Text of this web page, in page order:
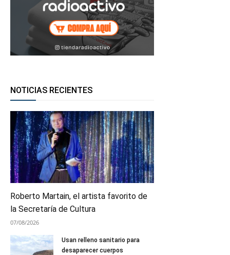
NOTICIAS RECIENTES
Roberto Martain, el artista favorito de
la Secretaría de Cultura
07/08/2026
Usan relleno sanitario para
desaparecer cuerpos